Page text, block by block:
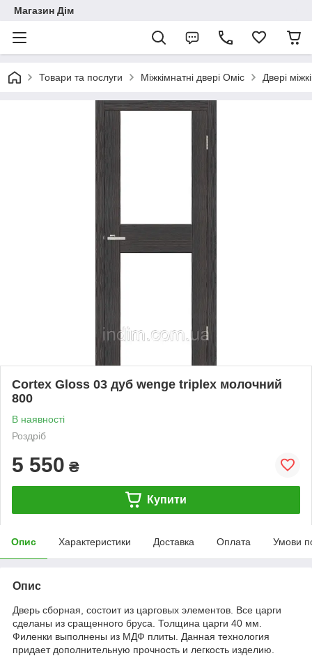
Магазин Дім
Товари та послуги Міжкімнатні двері Оміс Двері
Cortex Gloss 03 дуб wenge triplex молочний
800
В наявності
Роздріб
5 550 ₴
Купити
Опис Характеристики Доставка Оплата Умови
Опис
Дверь сборная, состоит из царговых элементов. Все царги
сделаны из сращенного бруса. Толщина царги 40 мм.
Филенки выполнены из МДФ плиты. Данная технология
придает дополнительную прочность и легкость изделию.